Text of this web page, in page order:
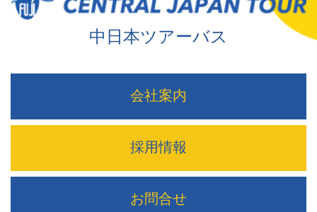
中日本ツアーバス
会社案内
採用情報
お問合せ